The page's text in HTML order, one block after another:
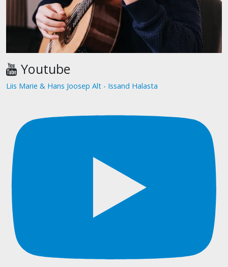
Youtube
Liis Marie & Hans Joosep Alt - Issand Halasta